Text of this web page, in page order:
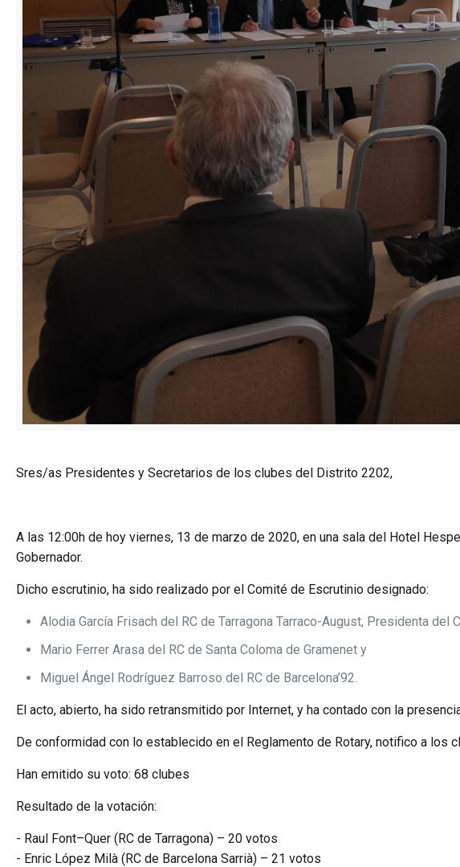
Sres/as Presidentes y Secretarios de los clubes del Distrito 2202,
A las 12:00h de hoy viernes, 13 de marzo de 2020, en una sala del Hotel
Gobernador.
Dicho escrutinio, ha sido realizado por el Comité de Escrutinio designado:
Alodia García Frisach del RC de Tarragona Tarraco-August, Presidenta del
Mario Ferrer Arasa del RC de Santa Coloma de Gramenet y
Miguel Ángel Rodríguez Barroso del RC de Barcelona’92.
El acto, abierto, ha sido retransmitido por Internet, y ha contado con la
De conformidad con lo establecido en el Reglamento de Rotary, notifico a los
Han emitido su voto: 68 clubes
Resultado de la votación:
- Raul Font–Quer (RC de Tarragona) – 20 votos
- Enric López Milà (RC de Barcelona Sarrià) – 21 votos